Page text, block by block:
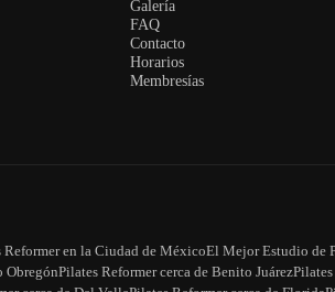
Galería
FAQ
Contacto
Horarios
Membresías
Reformer en la Ciudad de MéxicoEl Mejor Estudio de
ObregónPilates Reformer cerca de Benito Juárez